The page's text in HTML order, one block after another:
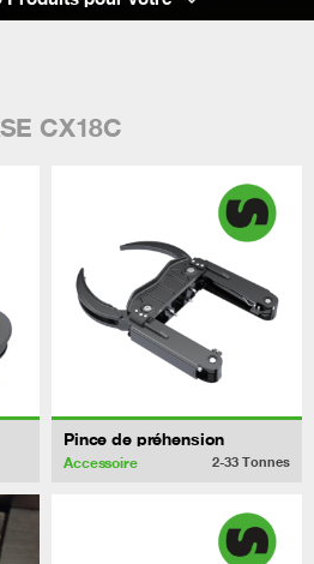
CX18C
Pince de préhension
Accessoire 2-33 Tonnes